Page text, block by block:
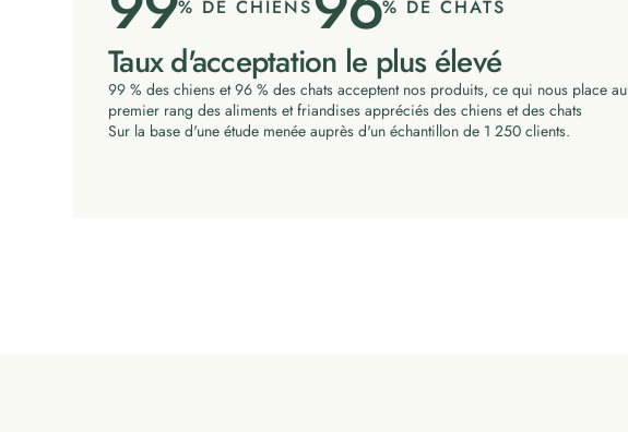
% DE CHIENS % DE CHATS
Taux d'acceptation le plus élevé
99 % des chiens et 96 % des chats acceptent nos produits, ce qui nous place au
premier rang des aliments et friandises appréciés des chiens et des chats
Sur la base d'une étude menée auprès d'un échantillon de 1 250 clients.